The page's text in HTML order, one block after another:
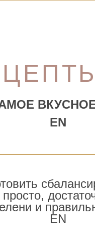
EN
просто,
и
EN